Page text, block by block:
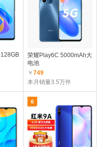
荣耀Play6C 5000mAh大
电池
￥749
本月销量3.5万件
6